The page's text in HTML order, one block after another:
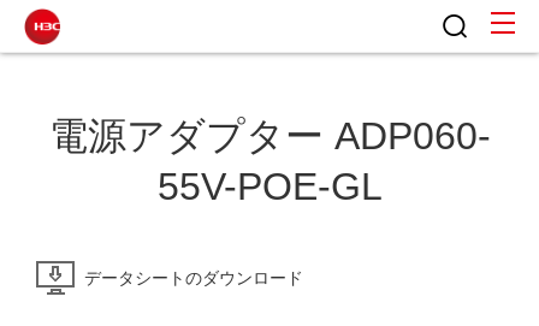
電源アダプター ADP060-
55V-POE-GL
データシートのダウンロード